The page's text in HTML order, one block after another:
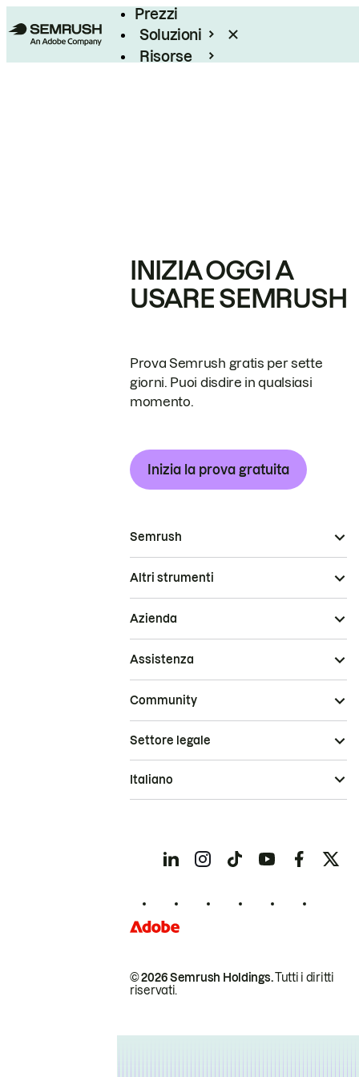
Prezzi
Soluzioni
Risorse
INIZIA OGGI A
USARE SEMRUSH
Prova Semrush gratis per sette
giorni. Puoi disdire in qualsiasi
momento.
Inizia la prova gratuita
Semrush
Altri strumenti
Azienda
Assistenza
Community
© 2026 Semrush Holdings.Tutti i diritti
riservati.
Settore legale
Italiano